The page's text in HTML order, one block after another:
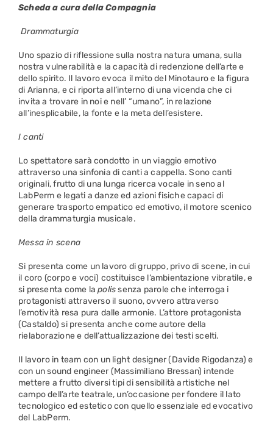
Scheda a cura della Compagnia
Drammaturgia
Uno spazio di riflessione sulla nostra natura umana, sulla
nostra vulnerabilità e la capacità di redenzione dell’arte e
dello spirito. Il lavoro evoca il mito del Minotauro e la figura
di Arianna, e ci riporta all’interno di una vicenda che ci
invita a trovare in noi e nell’ “umano”, in relazione
all’inesplicabile, la fonte e la meta dell’esistere.
I canti
Lo spettatore sarà condotto in un viaggio emotivo
attraverso una sinfonia di canti a cappella. Sono canti
originali, frutto di una lunga ricerca vocale in seno al
LabPerm e legati a danze ed azioni fisiche capaci di
generare trasporto empatico ed emotivo, il motore scenico
della drammaturgia musicale.
Messa in scena
Si presenta come un lavoro di gruppo, privo di scene, in cui
il coro (corpo e voci) costituisce l’ambientazione vibratile, e
si presenta come lapolissenza parole che interroga i
protagonisti attraverso il suono, ovvero attraverso
l’emotività resa pura dalle armonie. L’attore protagonista
(Castaldo) si presenta anche come autore della
rielaborazione e dell’attualizzazione dei testi scelti.
Il lavoro in team con un light designer (Davide Rigodanza) e
con un sound engineer (Massimiliano Bressan) intende
mettere a frutto diversi tipi di sensibilità artistiche nel
campo dell’arte teatrale, un’occasione per fondere il lato
tecnologico ed estetico con quello essenziale ed evocativo
del LabPerm.